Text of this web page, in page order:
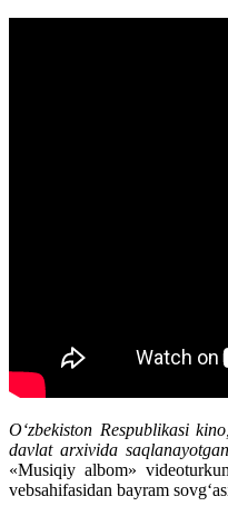
O‘zbekiston Respublikasi
davlat arxivida saqlanayotgan
«Musiqiy albom»
vebsahifasidan bayram